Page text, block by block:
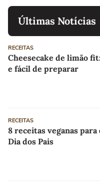
Últimas Notícias
RECEITAS
Cheesecake de limão
e fácil de preparar
RECEITAS
8 receitas veganas para
Dia dos Pais